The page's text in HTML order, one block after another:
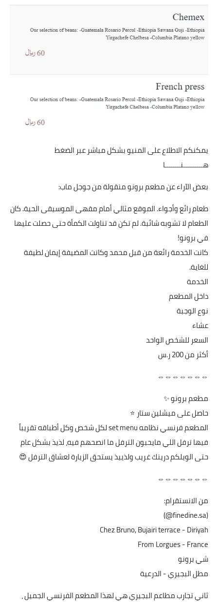
يمكنكم الاطلاع على المنيو بشكل مباشر عبر الضغط
هــــــــــنــــــــا
بعض الآراء عن مطعم برونو منقولة من جوجل ماب:
طعام رائع وأجواء. الموقع مثالي أمام مقهى الموسيقى الحية. كان
الطعام لا تشوبه شائبة. لم تكن قد تناولت الكمأة حتى حصلت عليها
في برونو!
كانت الخدمة رائعة من قبل محمد وكانت المضيفة إيمان لطيفة
للغاية.
الخدمة
داخل المطعم
نوع الوجبة
عشاء
السعر للشخص الواحد
أكثر من ‏200 ر.س
⇔⇔⇔⇔⇔⇔⇔
مطعم برونو ✨
‎المطعم فرنسي نظامه set menu لكل شخص وكل أطباقه تقريباً
فيها ترفل اللي مايحبون الترفل ما انصحهم فيه، لذيذ بشكل عام
حتى الويلكم درينك غريب ولذييذ يستحق الزيارة لعشاق الترفل 😍
⇔⇔⇔⇔⇔⇔⇔
من الانستقرام:
(finedine.sa@)
Chez Bruno, Bujairi terrace - Diriyah
From Lorgues - France
شي برونو
مطل البجيري - الدرعية
ثاني تجارب مطاعم البجيري هي لهذا المطعم الفرنسي الجميل ،